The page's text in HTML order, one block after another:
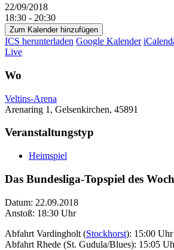
22/09/2018
18:30 - 20:30
Zum Kalender hinzufügen
ICS herunterladen Google Kalender
Live
Wo
Veltins-Arena
Arenaring 1, Gelsenkirchen, 45891
Veranstaltungstyp
Heimspiel
Das Bundesliga-Topspiel des
Datum: 22.09.2018
Anstoß: 18:30 Uhr
Abfahrt Vardingholt (Stockhorst): 15:00 Uhr
Abfahrt Rhede (St. Gudula/Blues): 15:05